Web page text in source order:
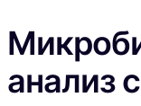
анализ